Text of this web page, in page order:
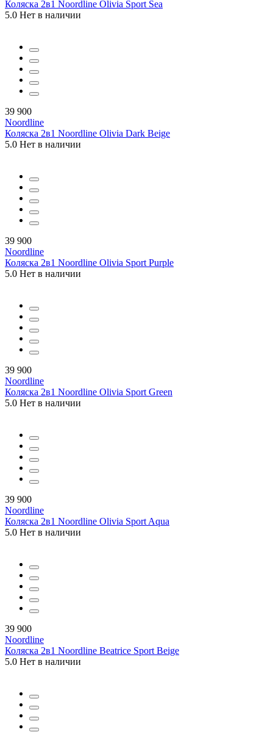
Коляска 2в1 Noordline Olivia Sport Sea
5.0 Нет в наличии
39 900
Noordline
Коляска 2в1 Noordline Olivia Dark Beige
5.0 Нет в наличии
39 900
Noordline
Коляска 2в1 Noordline Olivia Sport Purple
5.0 Нет в наличии
39 900
Noordline
Коляска 2в1 Noordline Olivia Sport Green
5.0 Нет в наличии
39 900
Noordline
Коляска 2в1 Noordline Olivia Sport Aqua
5.0 Нет в наличии
39 900
Noordline
Коляска 2в1 Noordline Beatrice Sport Beige
5.0 Нет в наличии